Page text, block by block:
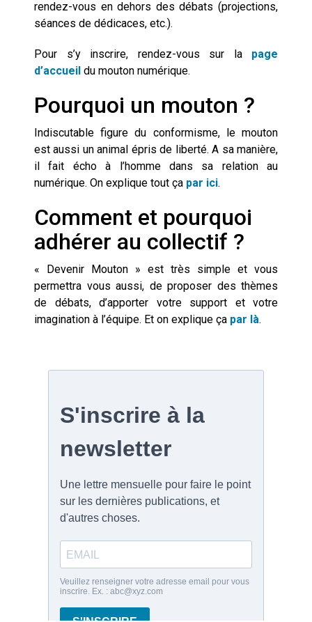
rendez-vous en dehors des débats (projections,
séances de dédicaces, etc.).
Pour s’y inscrire, rendez-vous sur la page
d’accueil du mouton numérique.
Pourquoi un mouton ?
Indiscutable figure du conformisme, le mouton
est aussi un animal épris de liberté. A sa manière,
il fait écho à l’homme dans sa relation au
numérique. On explique tout ça par ici.
Comment et pourquoi
adhérer au collectif ?
« Devenir Mouton » est très simple et vous
permettra vous aussi, de proposer des thèmes
de débats, d’apporter votre support et votre
imagination à l’équipe. Et on explique ça par là.